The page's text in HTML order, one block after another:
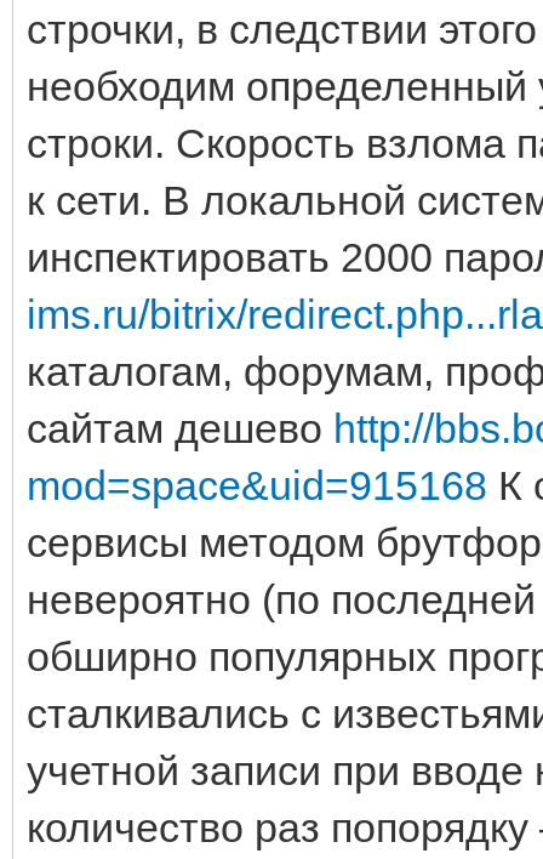
строчки, в следствии
необходим определенный
строки. Скорость взлома
к сети. В локальной
инспектировать 2000
ims.ru/bitrix/
каталогам, форумам,
сайтам дешево http://
mod=space&uid=915168 К
сервисы методом
невероятно (по
обширно популярных
сталкивались с
учетной записи при
количество раз